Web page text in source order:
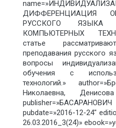
ДИФФЕРЕНЦИАЦИЯ
РУССКОГО ЯЗЫКА
КОМПЬЮТЕРНЫХ
статье
преподавания русского
вопросы
обучения с
технологий.»
Николаевна,
pubdate=»2016-12-24″
26.03.2016_3(24)»